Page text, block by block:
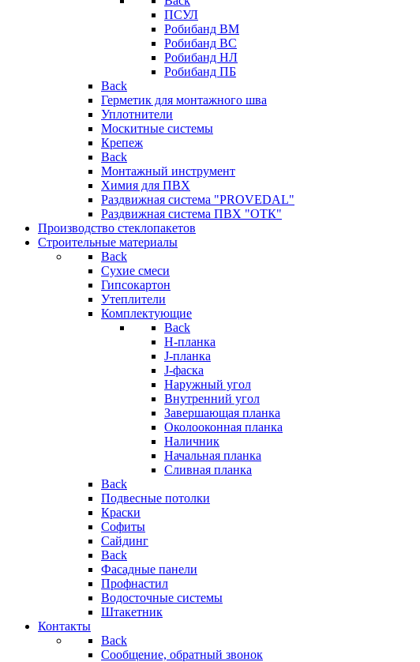
ПСУЛ
Робибанд ВМ
Робибанд ВС
Робибанд НЛ
Робибанд ПБ
Back
Герметик для монтажного шва
Уплотнители
Москитные системы
Крепеж
Back
Монтажный инструмент
Химия для ПВХ
Раздвижная система "PROVEDAL"
Раздвижная система ПВХ "ОТК"
Производство стеклопакетов
Строительные материалы
Back
Сухие смеси
Гипсокартон
Утеплители
Комплектующие
Back
H-планка
J-планка
J-фаска
Наружный угол
Внутренний угол
Завершающая планка
Околооконная планка
Наличник
Начальная планка
Сливная планка
Back
Подвесные потолки
Краски
Софиты
Сайдинг
Back
Фасадные панели
Профнастил
Водосточные системы
Штакетник
Контакты
Back
Сообщение, обратный звонок